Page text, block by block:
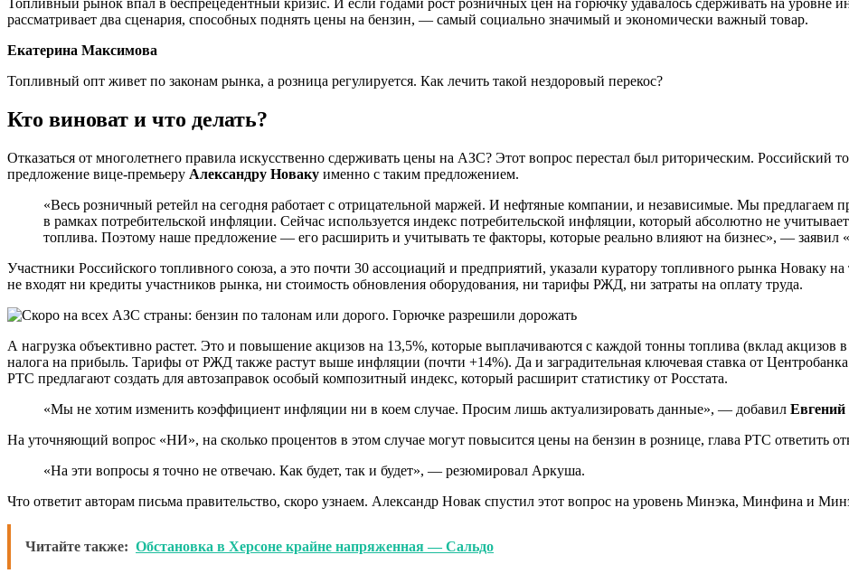
рассматривает два сценария, способных поднять цены на бензин, — самый социально значимый и экономически важный товар.
Екатерина Максимова
Топливный опт живет по законам рынка, а розница регулируется. Как лечить такой нездоровый перекос?
Кто виноват и что делать?
Отказаться от многолетнего правила искусственно сдерживать цены на АЗС? Этот вопрос перестал был риторическим.
предложение вице-премьеру Александру Новаку именно с таким предложением.
«Весь розничный ретейл на сегодня работает с отрицательной маржей. И нефтяные компании, и независимые. Мы предлагаем
в рамках потребительской инфляции. Сейчас используется индекс потребительской инфляции, который абсолютно не
топлива. Поэтому наше предложение — его расширить и учитывать те факторы, которые реально влияют на бизнес», —
Участники Российского топливного союза, а это почти 30 ассоциаций и предприятий, указали куратору топливного рынка Новаку на
не входят ни кредиты участников рынка, ни стоимость обновления оборудования, ни тарифы РЖД, ни затраты на оплату труда.
А нагрузка объективно растет. Это и повышение акцизов на 13,5%, которые выплачиваются с каждой тонны топлива (вклад акцизов в
налога на прибыль. Тарифы от РЖД также растут выше инфляции (почти +14%). Да и заградительная ключевая ставка от
РТС предлагают создать для автозаправок особый композитный индекс, который расширит статистику от Росстата.
«Мы не хотим изменить коэффициент инфляции ни в коем случае. Просим лишь актуализировать данные», — добавил
На уточняющий вопрос «НИ», на сколько процентов в этом случае могут повысится цены на бензин в рознице, глава РТС ответить
«На эти вопросы я точно не отвечаю. Как будет, так и будет», — резюмировал Аркуша.
Что ответит авторам письма правительство, скоро узнаем. Александр Новак спустил этот вопрос на уровень Минэка, Минфина и
Читайте также: Обстановка в Херсоне крайне напряженная — Сальдо